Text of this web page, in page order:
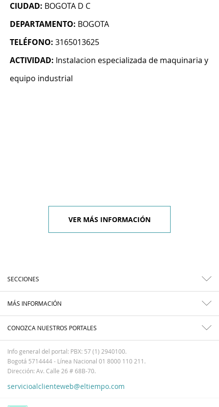
CIUDAD: BOGOTA D C
DEPARTAMENTO: BOGOTA
TELÉFONO: 3165013625
ACTIVIDAD: Instalacion especializada de maquinaria y
equipo industrial
VER MÁS INFORMACIÓN
SECCIONES
MÁS INFORMACIÓN
CONOZCA NUESTROS PORTALES
Info general del portal: PBX: 57 (1) 2940100.
Bogotá 5714444 - Línea Nacional 01 8000 110 211.
Dirección: Av. Calle 26 # 68B-70.
servicioalclienteweb@eltiempo.com